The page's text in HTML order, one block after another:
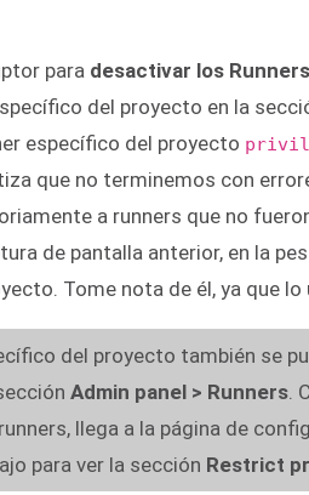
para desactivar los
del proyecto en la
específico del proyecto
que no terminemos con
a runners que no
de pantalla anterior, en la
Tome nota de él, ya que
del proyecto también se
Admin panel > Runners.
llega a la página de
para ver la sección Restrict